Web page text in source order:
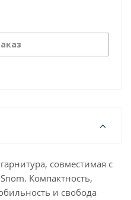
совместимая с
Компактность,
и свобода